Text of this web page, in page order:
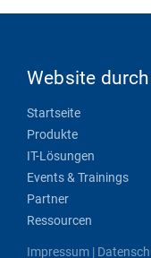
Website
Startseite
Produkte
IT-Lösungen
Events & Trainings
Partner
Ressourcen
Impressum |